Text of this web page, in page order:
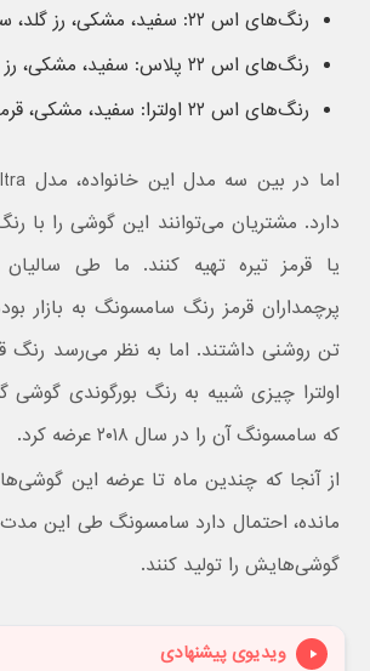
رنگ‌های اس ۲۲: سفید، مشکی، رز گلد، سبزر
رنگ‌های اس ۲۲ پلاس: سفید، مشکی، رز گلد، سبز
رنگ‌های اس ۲۲ اولترا: سفید، مشکی، قرمز تیره
دارد. مشتریان می‌توانند این گوشی را با
یا قرمز تیره تهیه کنند. ما طی
پرچمداران قرمز رنگ سامسونگ به بازار
که سامسونگ آن را در سال ۲۰۱۸ عرضه کرد.
از آنجا که چندین ماه تا عرضه این گوشی‌ها
مانده، احتمال دارد سامسونگ طی این
گوشی‌هایش را تولید کنند.
ویدیوی پیشنهادی